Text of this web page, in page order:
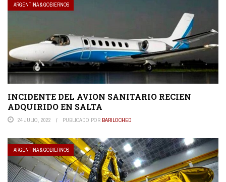
ARGENTINA & GOBIERNOS
INCIDENTE DEL AVION SANITARIO RECIEN
ADQUIRIDO EN SALTA
24 JULIO, 2022 PUBLICADO POR BARILOCHED
ARGENTINA & GOBIERNOS